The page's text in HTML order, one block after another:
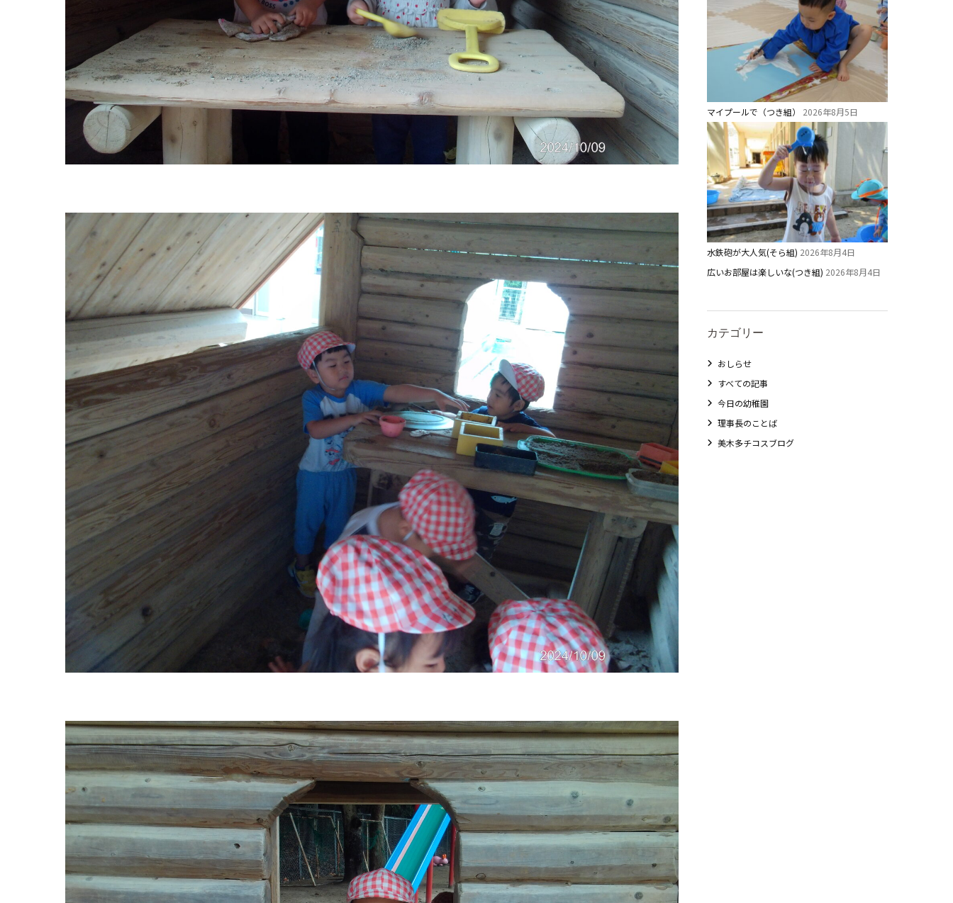
マイプールで（つき組） 2026年8月5日
水鉄砲が大人気(そら組) 2026年8月4日
広いお部屋は楽しいな(つき組) 2026年8月4日
カテゴリー
おしらせ
すべての記事
今日の幼稚園
理事長のことば
美木多チコスブログ
お知らせ 今日の幼稚園 園児募集要項
教職員募集
園のこと
園舎案内
安⼼・安全対策
課外教室
理事長のことば
教育と保育
美⽊多幼稚園の理想
園の1⽇
預かり保育［ヒラソル ]
美⽊多チコス
美⽊多チコスについて
美⽊多チコスブログ
未就園児クラス
0歳親子登園［マカロンクラス ]
1歳・2歳親子登園［マリポサクラス ]
2歳児ひとり登園［ゆず組 ]
グループ施設・
関係先リンク
学校法⼈鴨⾕学園 鳳幼稚園
学校法⼈諏訪森学園 諏訪森幼稚園
⼤阪府私⽴幼稚園連盟